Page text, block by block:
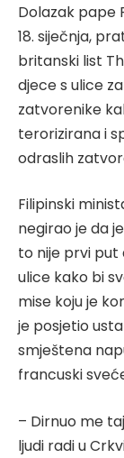
Dolazak pape
18. siječnja,
britanski list
djece s ulice
zatvorenike
terorizirana i
odraslih
Filipinski
negirao je da
to nije prvi put
ulice kako bi
mise koju je
je posjetio
smještena
francuski
– Dirnuo me
ljudi radi u